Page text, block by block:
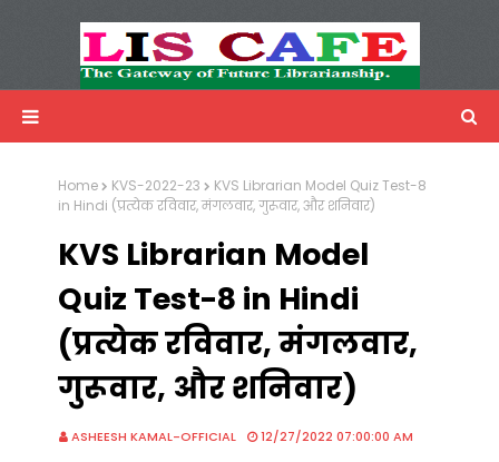
Advertisemnet
Home KVS-2022-23
KVS Librarian Model Quiz Test-8
in Hindi (प्रत्येक रविवार, मंगलवार, गुरूवार, और शनिवार)
KVS Librarian Model
Quiz Test-8 in Hindi
(प्रत्येक रविवार, मंगलवार,
गुरूवार, और शनिवार)
ASHEESH KAMAL-OFFICIAL 12/27/2022 07:00:00 AM